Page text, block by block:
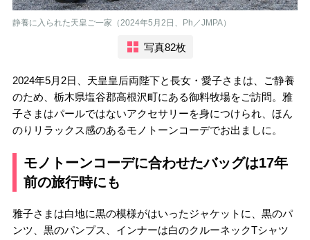
静養に入られた天皇ご一家（2024年5月2日、Ph／JMPA）
写真82枚
2024年5月2日、天皇皇后両陛下と長女・愛子さまは、ご静養
のため、栃木県塩谷郡高根沢町にある御料牧場をご訪問。雅
子さまはパールではないアクセサリーを身につけられ、ほん
のりリラックス感のあるモノトーンコーデでお出ましに。
モノトーンコーデに合わせたバッグは17年
前の旅行時にも
雅子さまは白地に黒の模様がはいったジャケットに、黒のパ
ンツ、黒のパンプス、インナーは白のクルーネックTシャツ